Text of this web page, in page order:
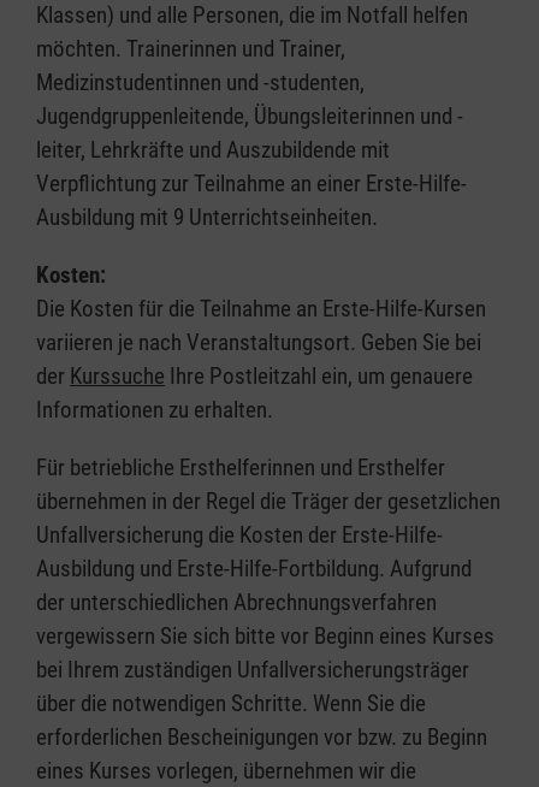
Klassen) und alle Personen, die im Notfall helfen
möchten. Trainerinnen und Trainer,
Medizinstudentinnen und -studenten,
Jugendgruppenleitende, Übungsleiterinnen und -
leiter, Lehrkräfte und Auszubildende mit
Verpflichtung zur Teilnahme an einer Erste-Hilfe-
Ausbildung mit 9 Unterrichtseinheiten.
Kosten:
Die Kosten für die Teilnahme an Erste-Hilfe-Kursen
variieren je nach Veranstaltungsort. Geben Sie bei
der Kurssuche Ihre Postleitzahl ein, um genauere
Informationen zu erhalten.
Für betriebliche Ersthelferinnen und Ersthelfer
übernehmen in der Regel die Träger der gesetzlichen
Unfallversicherung die Kosten der Erste-Hilfe-
Ausbildung und Erste-Hilfe-Fortbildung. Aufgrund
der unterschiedlichen Abrechnungsverfahren
vergewissern Sie sich bitte vor Beginn eines Kurses
bei Ihrem zuständigen Unfallversicherungsträger
über die notwendigen Schritte. Wenn Sie die
erforderlichen Bescheinigungen vor bzw. zu Beginn
eines Kurses vorlegen, übernehmen wir die